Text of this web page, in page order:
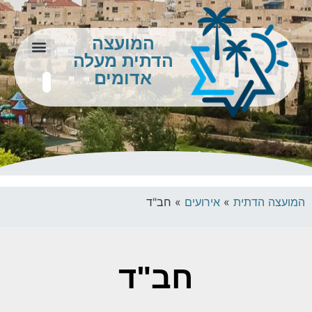
המועצה
הדתית מעלה
אדומים
המועצה הדתית » אירועים » חב"ד
חב"ד